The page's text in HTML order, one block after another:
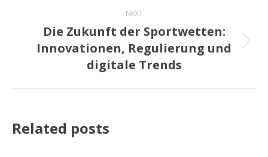
NEXT
Next
post:
Die Zukunft der Sportwetten:
Innovationen, Regulierung und
digitale Trends
Related posts